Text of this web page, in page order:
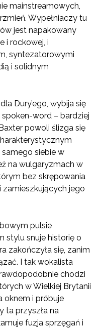
mainstreamowych,
Wypełniaczy tu
jest napakowany
i rockowej, i
syntezatorowymi
i solidnym
Dury’ego, wybija się
word – bardziej
powoli ślizga się
siebie w
na wulgaryzmach w
bez skrępowania
jego
pulsie
stylu snuje historię o
zakończyła się, zanim
I tak wokalista
chodzi
w Wielkiej Brytanii
oknem i próbuje
ta przyszła na
fuzja sprzęgań i